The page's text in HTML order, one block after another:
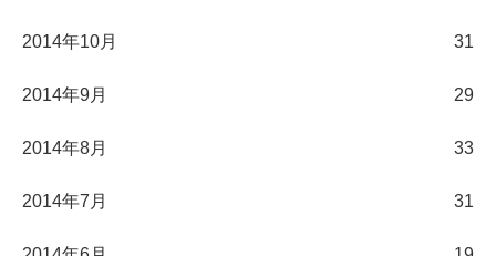
2014年10月 31
2014年9月 29
2014年8月 33
2014年7月 31